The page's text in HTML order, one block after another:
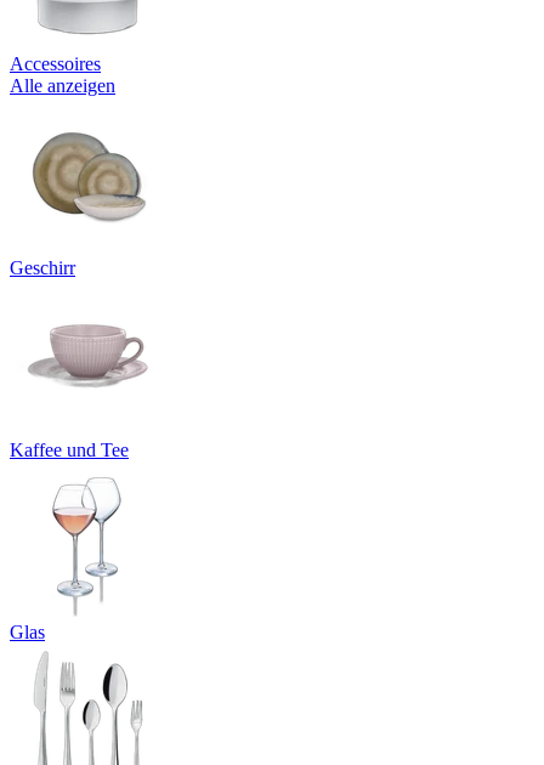
Accessoires
Alle anzeigen
Geschirr
Kaffee und Tee
Glas